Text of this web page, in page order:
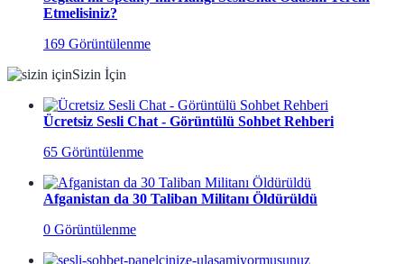
Etmelisiniz?
169 Görüntülenme
Sizin İçin
Ücretsiz Sesli Chat - Görüntülü Sohbet Rehberi
65 Görüntülenme
Afganistan da 30 Taliban Militanı Öldürüldü
0 Görüntülenme